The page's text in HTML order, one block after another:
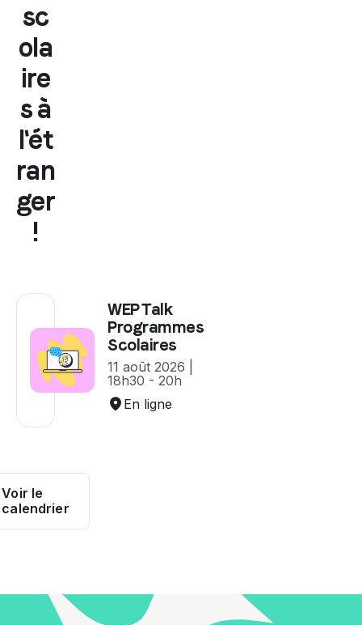
sc
ola
ire
s à
l'ét
ran
ger
!
WEP Talk
Programmes
Scolaires
11 août 2026 |
18h30 - 20h
En ligne
Voir le
calendrier